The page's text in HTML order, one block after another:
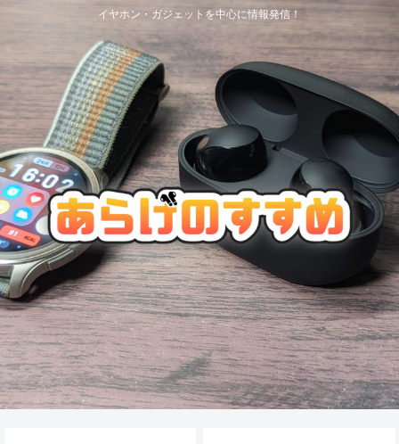
イヤホン・ガジェットを中心に情報発信！